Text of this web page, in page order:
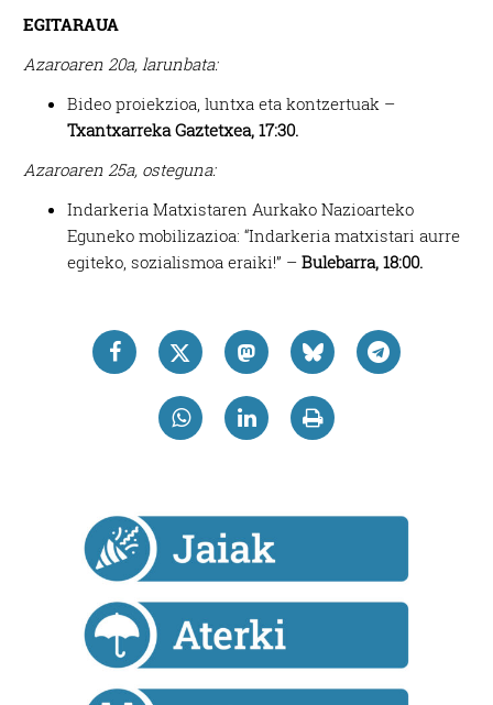
EGITARAUA
Azaroaren 20a, larunbata:
Bideo proiekzioa, luntxa eta kontzertuak –
Txantxarreka Gaztetxea, 17:30.
Azaroaren 25a, osteguna:
Indarkeria Matxistaren Aurkako Nazioarteko
Eguneko mobilizazioa: “Indarkeria matxistari aurre
egiteko, sozialismoa eraiki!” –Bulebarra, 18:00.